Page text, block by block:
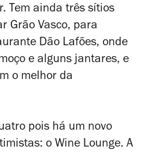
Tem ainda três sítios
Grão Vasco, para
Dão Lafões, onde
e alguns jantares, e
o melhor da
pois há um novo
o Wine Lounge. A